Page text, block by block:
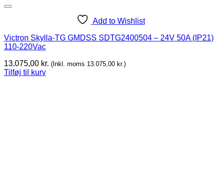
Add to Wishlist
Victron Skylla-TG GMDSS SDTG2400504 – 24V 50A (IP21)
110-220Vac
13.075,00 kr. (Inkl. moms 13.075,00 kr.)
Tilføj til kurv